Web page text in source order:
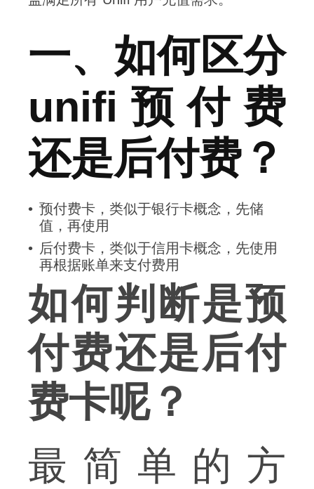
一、如何区分
unifi预付费
还是后付费？
预付费卡，类似于银行卡概念，先储
值，再使用
后付费卡，类似于信用卡概念，先使用
再根据账单来支付费用
如何判断是预
付费还是后付
费卡呢？
最简单的方